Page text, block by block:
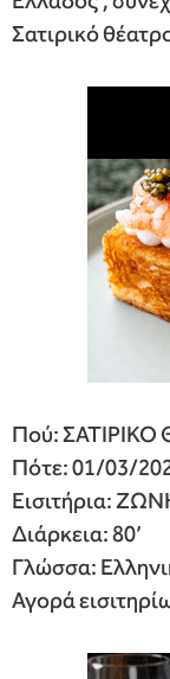
Σατιρικό
Πού:
Πότε: 01/03/
Εισιτήρια:
Διάρκεια: 80’
Γλώσσα:
Αγορά